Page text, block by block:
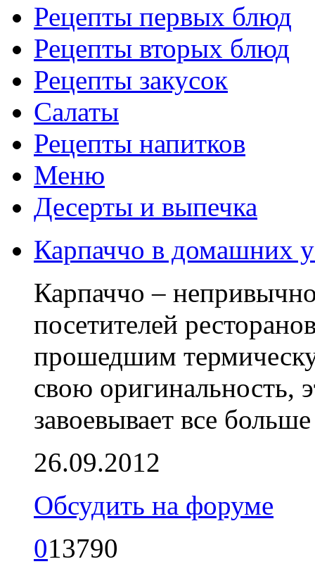
Рецепты первых блюд
Рецепты вторых блюд
Рецепты закусок
Салаты
Рецепты напитков
Меню
Десерты и выпечка
Карпаччо в домашних
Карпаччо –
посетителей
прошедшим
свою оригинальность,
завоевывает все
26.09.2012
Обсудить на форуме
013790